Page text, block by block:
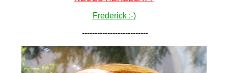
Frederick :-)
--------------------------